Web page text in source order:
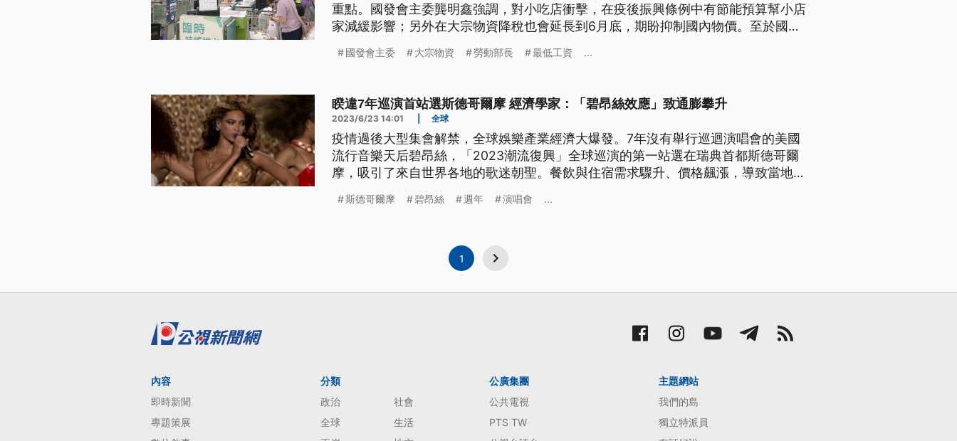
重點。國發會主委龔明鑫強調，對小吃店衝擊，在疫後振興條例中有節能預算幫小店
家減緩影響；另外在大宗物資降稅也會延長到6月底，期盼抑制國內物價。至於國內
論。
國發會主委 大宗物資 勞動部長 最低工資 ...
睽違7年巡演首站選斯德哥爾摩 經濟學家：「碧昂絲效應」致通膨攀升
2023/6/23 14:01 全球
疫情過後大型集會解禁，全球娛樂產業經濟大爆發。7年沒有舉行巡迴演唱會的美國
流行音樂天后碧昂絲，「2023潮流復興」全球巡演的第一站選在瑞典首都斯德哥爾
摩，吸引了來自世界各地的歌迷朝聖。餐飲與住宿需求驟升、價格飆漲，導致當地5
斯德哥爾摩 碧昂絲 週年 演唱會 ...
1
內容
即時新聞
專題策展
分類
政治
社會
全球
生活
公廣集團
公共電視
PTS TW
主題網站
我們的島
獨立特派員